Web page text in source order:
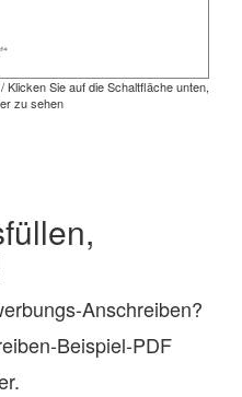
Sie auf die Schaltfläche unten,
zu sehen
Anschreiben?
Beispiel-PDF